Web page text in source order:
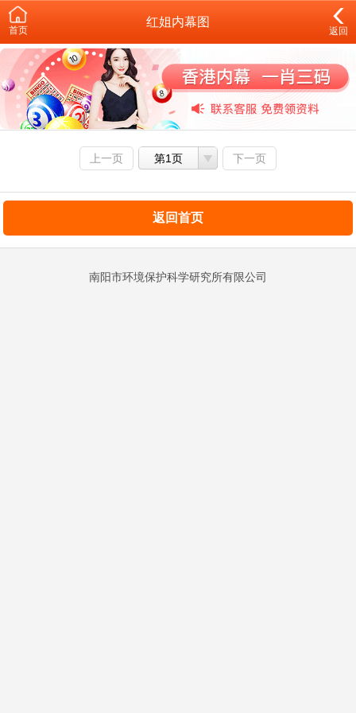
首页
红姐内幕图
返回
上一页 第1页 下一页
返回首页
南阳市环境保护科学研究所有限公司